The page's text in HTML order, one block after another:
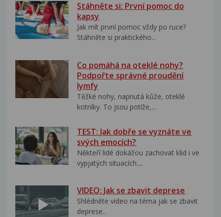
Stáhněte si: První pomoc do
kapsy
Jak mít první pomoc vždy po ruce?
Stáhněte si praktického...
Co pomáhá na oteklé nohy?
Podpořte správné proudění
lymfy
Těžké nohy, napnutá kůže, oteklé
kotníky. To jsou potíže,...
TEST: Jak dobře se vyznáte ve
svých emocích?
Někteří lidé dokážou zachovat klid i ve
vypjatých situacích....
VIDEO: Jak se zbavit deprese
Shlédněte video na téma jak se zbavit
deprese..